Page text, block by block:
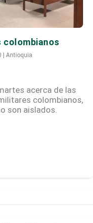
colombianos
Antioquia
acerca de las
colombianos,
son aislados.